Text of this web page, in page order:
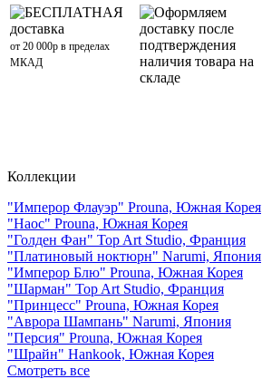
БЕСПЛАТНАЯ
доставка
от 20 000р в пределах
МКАД
Оформляем
доставку после
подтверждения
наличия товара на
складе
Коллекции
"Имперор Флауэр" Prouna, Южная Корея
"Наос" Prouna, Южная Корея
"Голден Фан" Top Art Studio, Франция
"Платиновый ноктюрн" Narumi, Япония
"Имперор Блю" Prouna, Южная Корея
"Шарман" Top Art Studio, Франция
"Принцесс" Prouna, Южная Корея
"Аврора Шампань" Narumi, Япония
"Персия" Prouna, Южная Корея
"Шрайн" Hankook, Южная Корея
Смотреть все